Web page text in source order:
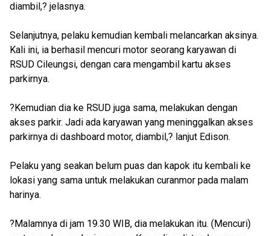
diambil,? jelasnya.
Selanjutnya, pelaku kemudian kembali melancarkan aksinya.
Kali ini, ia berhasil mencuri motor seorang karyawan di
RSUD Cileungsi, dengan cara mengambil kartu akses
parkirnya.
?Kemudian dia ke RSUD juga sama, melakukan dengan
akses parkir. Jadi ada karyawan yang meninggalkan akses
parkirnya di dashboard motor, diambil,? lanjut Edison.
Pelaku yang seakan belum puas dan kapok itu kembali ke
lokasi yang sama untuk melakukan curanmor pada malam
harinya.
?Malamnya di jam 19.30 WIB, dia melakukan itu. (Mencuri)